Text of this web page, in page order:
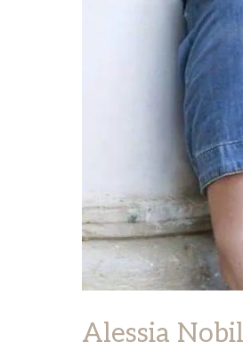
Alessia